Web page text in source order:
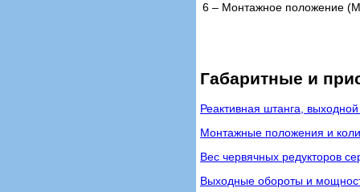
6 – Монтажное положение
Габаритные и
Реактивная штанга,
Монтажные положения и
Вес червячных редукторов
Выходные обороты и